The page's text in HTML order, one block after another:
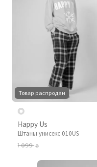
Товар распродан
Happy Us
Штаны унисекс 010US
1 099₴